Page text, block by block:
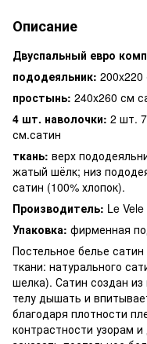
Описание
Двуспальный евро
пододеяльник:
простынь: 240x260 см
4 шт. наволочки: 2 шт.
см.сатин
ткань: верх
жатый шёлк; низ
сатин (100% хлопок).
Производитель: Le
Упаковка: фирменная
Постельное белье
ткани: натурального
шелка). Сатин создан из
телу дышать и
благодаря плотности
контрастности узорам